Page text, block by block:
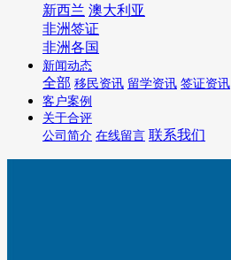
新西兰 澳大利亚
非洲签证
非洲各国
新闻动态
全部 移民资讯 留学资讯 签证资讯
客户案例
关于合评
公司简介 在线留言 联系我们